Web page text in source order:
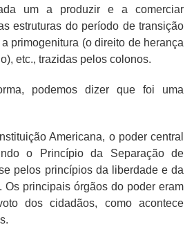
um a produzir e a comerciar
estruturas do período de transição
primogenitura (o direito de herança
etc., trazidas pelos colonos.
podemos dizer que foi uma
Americana, o poder central
o Princípio da Separação de
pelos princípios da liberdade e da
Os principais órgãos do poder eram
dos cidadãos, como acontece